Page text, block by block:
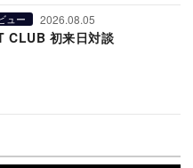
ュー 2026.08.05
CLUB 初来日対談